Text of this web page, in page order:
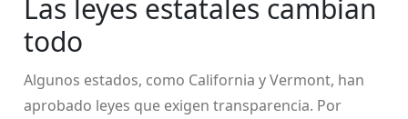
Las leyes estatales cambian
todo
Algunos estados, como California y Vermont, han
aprobado leyes que exigen transparencia. Por